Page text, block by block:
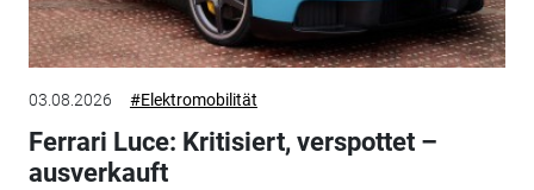
03.08.2026 #Elektromobilität
Ferrari Luce: Kritisiert, verspottet –
ausverkauft